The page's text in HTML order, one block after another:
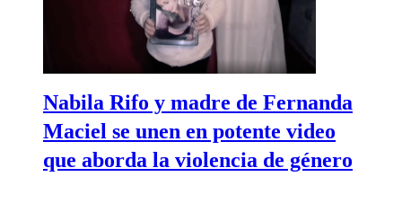
Nabila Rifo y madre de Fernanda
Maciel se unen en potente video
que aborda la violencia de género